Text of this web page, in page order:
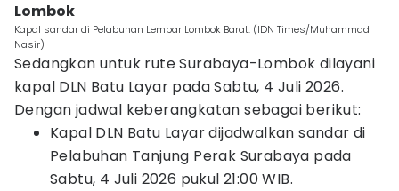
Lombok
Kapal sandar di Pelabuhan Lembar Lombok Barat. (IDN Times/Muhammad
Nasir)
Sedangkan untuk rute Surabaya-Lombok dilayani
kapal DLN Batu Layar pada Sabtu, 4 Juli 2026.
Dengan jadwal keberangkatan sebagai berikut:
Kapal DLN Batu Layar dijadwalkan sandar di
Pelabuhan Tanjung Perak Surabaya pada
Sabtu, 4 Juli 2026 pukul 21:00 WIB.